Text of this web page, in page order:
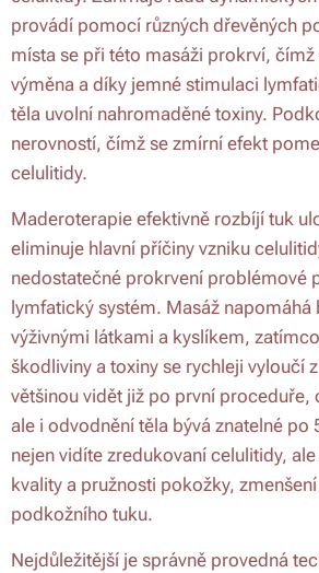
provádí pomocí různých dřevěných
místa se při této masáži prokrví,
výměna a díky jemné stimulaci
těla uvolní nahromaděné toxiny.
nerovností, čímž se zmírní efekt
celulitidy.
Maderoterapie efektivně rozbíjí tuk
eliminuje hlavní příčiny vzniku
nedostatečné prokrvení problémové
lymfatický systém. Masáž napomáhá
výživnými látkami a kyslíkem,
škodliviny a toxiny se rychleji vyloučí
většinou vidět již po první proceduře,
ale i odvodnění těla bývá znatelné po
nejen vidíte zredukovaní celulitidy,
kvality a pružnosti pokožky,
podkožního tuku.
Nejdůležitější je správně provedná